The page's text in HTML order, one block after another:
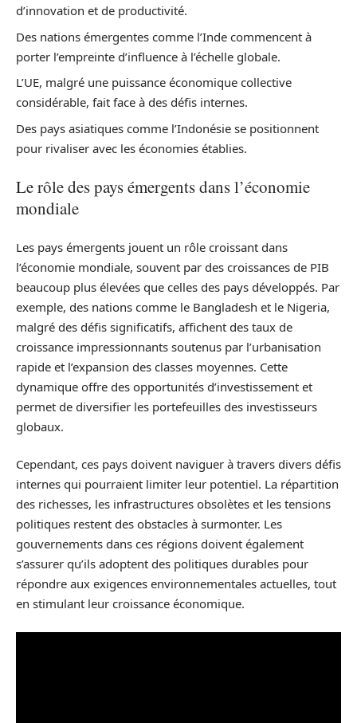
d’innovation et de productivité.
Des nations émergentes comme l’Inde commencent à
porter l’empreinte d’influence à l’échelle globale.
L’UE, malgré une puissance économique collective
considérable, fait face à des défis internes.
Des pays asiatiques comme l’Indonésie se positionnent
pour rivaliser avec les économies établies.
Le rôle des pays émergents dans l’économie
mondiale
Les pays émergents jouent un rôle croissant dans
l’économie mondiale, souvent par des croissances de PIB
beaucoup plus élevées que celles des pays développés. Par
exemple, des nations comme le Bangladesh et le Nigeria,
malgré des défis significatifs, affichent des taux de
croissance impressionnants soutenus par l’urbanisation
rapide et l’expansion des classes moyennes. Cette
dynamique offre des opportunités d’investissement et
permet de diversifier les portefeuilles des investisseurs
globaux.
Cependant, ces pays doivent naviguer à travers divers défis
internes qui pourraient limiter leur potentiel. La répartition
des richesses, les infrastructures obsolètes et les tensions
politiques restent des obstacles à surmonter. Les
gouvernements dans ces régions doivent également
s’assurer qu’ils adoptent des politiques durables pour
répondre aux exigences environnementales actuelles, tout
en stimulant leur croissance économique.